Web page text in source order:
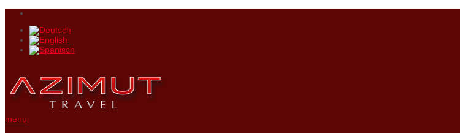
menu